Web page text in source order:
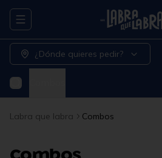
Abrir menu de navegación
¿Dónde quieres pedir?
Labra que labra Combos